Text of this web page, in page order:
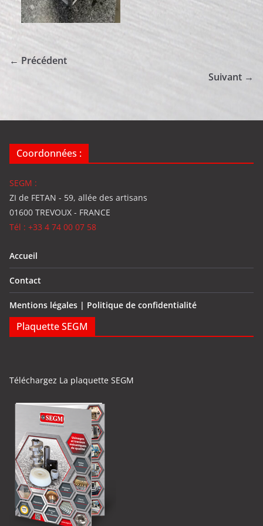
← Précédent
Suivant →
Coordonnées :
SEGM :
ZI de FETAN - 59, allée des artisans
01600 TREVOUX - FRANCE
Tél : +33 4 74 00 07 58
Accueil
Contact
Mentions légales | Politique de confidentialité
Plaquette SEGM
Téléchargez La plaquette SEGM